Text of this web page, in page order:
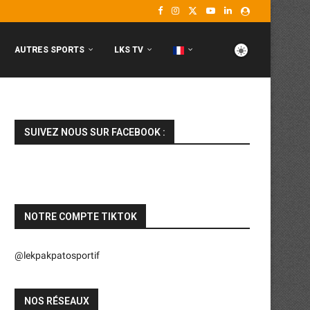
AUTRES SPORTS LKS TV
SUIVEZ NOUS SUR FACEBOOK :
NOTRE COMPTE TIKTOK
@lekpakpatosportif
NOS RÉSEAUX